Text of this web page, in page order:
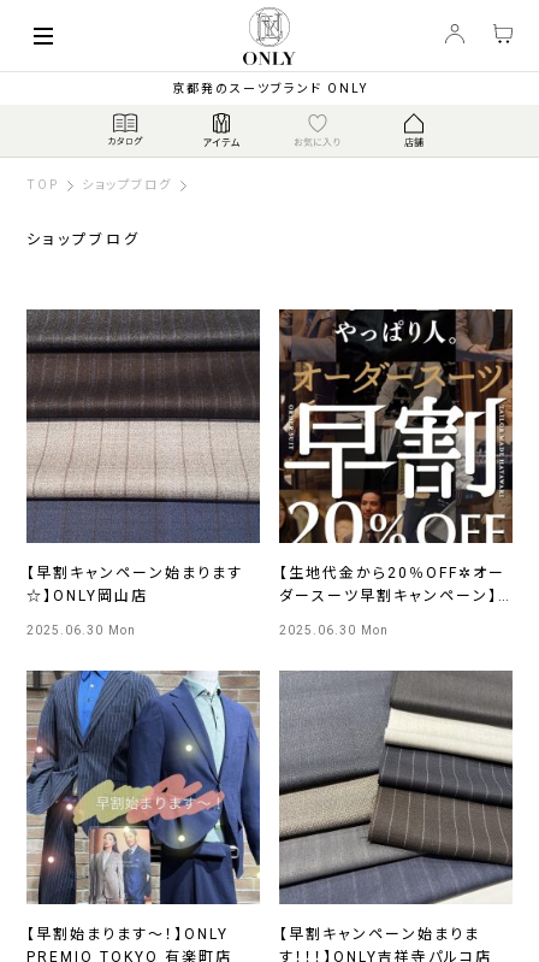
京都発のスーツブランド ONLY
TOP ショップブログ
ショップブログ
【早割キャンペーン始まります
☆】ONLY岡山店
2025.06.30 Mon
【生地代金から20％OFF✲オー
ダースーツ早割キャンペーン】
2025.06.30 Mon
【早割始まります～！】ONLY
PREMIO TOKYO 有楽町店
【早割キャンペーン始まりま
す！！！】ONLY吉祥寺パルコ店